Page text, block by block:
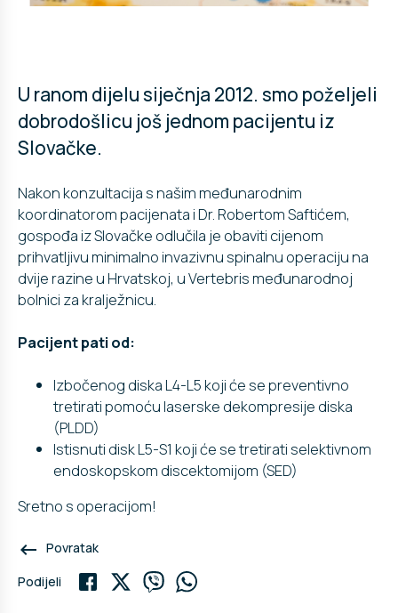
U ranom dijelu siječnja 2012. smo poželjeli
dobrodošlicu još jednom pacijentu iz
Slovačke.
Nakon konzultacija s našim međunarodnim
koordinatorom pacijenata i Dr. Robertom Saftićem,
gospođa iz Slovačke odlučila je obaviti cijenom
prihvatljivu minimalno invazivnu spinalnu operaciju na
dvije razine u Hrvatskoj, u Vertebris međunarodnoj
bolnici za kralježnicu.
Pacijent pati od:
Izbočenog diska L4-L5 koji će se preventivno
tretirati pomoću laserske dekompresije diska
(PLDD)
Istisnuti disk L5-S1 koji će se tretirati selektivnom
endoskopskom discektomijom (SED)
Sretno s operacijom!
keyboard_backspace Povratak
Podijeli